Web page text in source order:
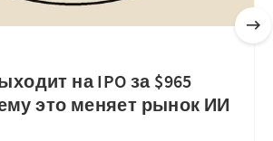
на IPO за $965
это меняет рынок ИИ